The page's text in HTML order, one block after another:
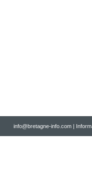
info@bretagne-info.com|